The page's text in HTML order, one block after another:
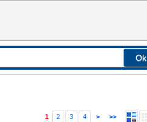
Ok
1 2 3 4 > >>